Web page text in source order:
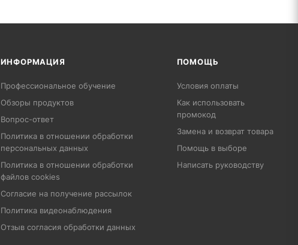
ИНФОРМАЦИЯ
Профессиональное обучение
Обзоры продуктов
Вопрос-ответ
Политика в отношении обработки
персональных данных
Политика в отношении обработки
файлов cookies
Согласие на получение рассылок
Политика видеонаблюдения
Отзыв согласия обработки данных
ПОМОЩЬ
Условия оплаты
Как использовать
промокод
Замена и возврат товара
Помощь в выборе
Написать руководству